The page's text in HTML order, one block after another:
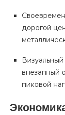
дорогой
внезапный
пиковой